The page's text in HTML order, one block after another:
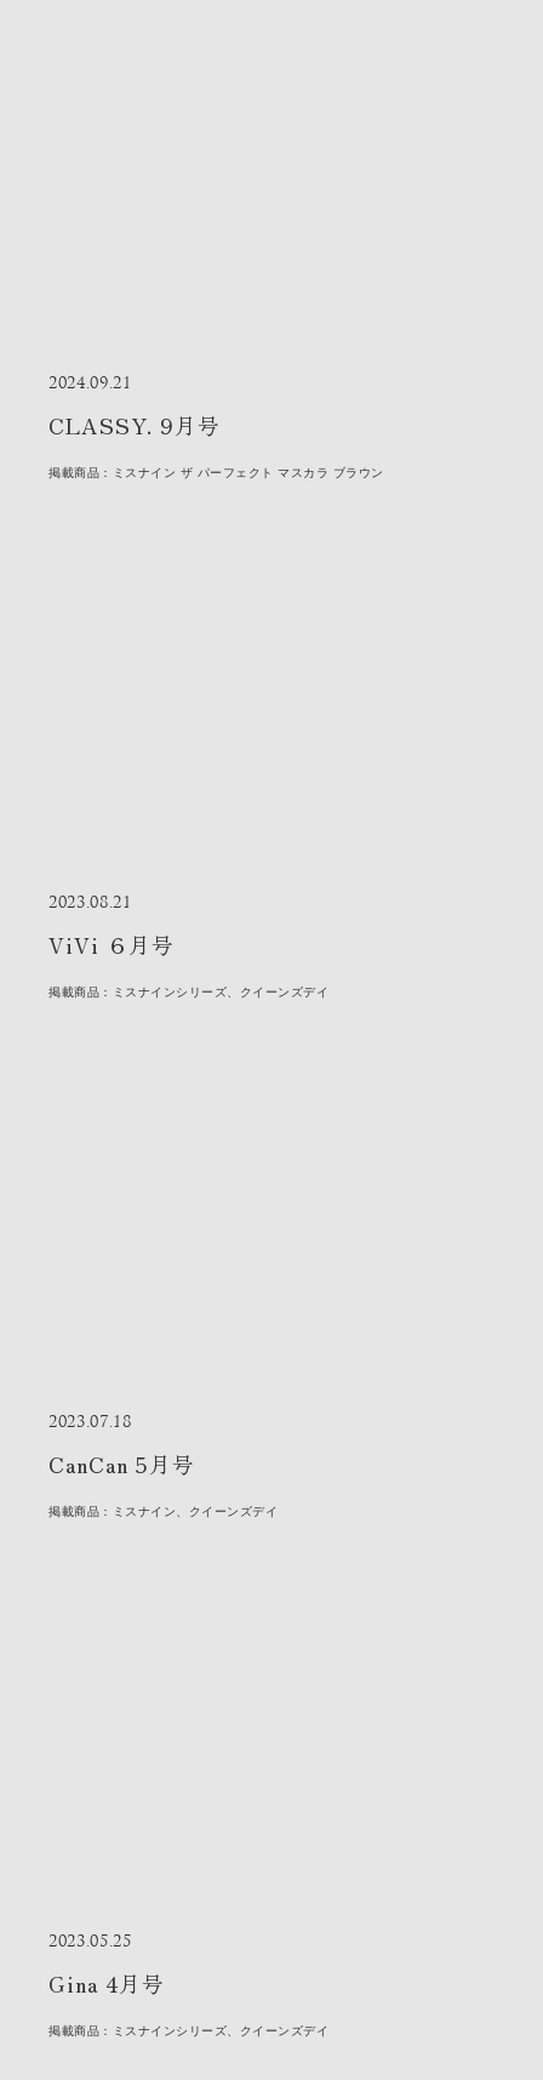
2024.09.21
CLASSY. 9月号
掲載商品：ミスナイン ザ パーフェクト マスカラ ブラウン
2023.08.21
ViVi ６月号
掲載商品：ミスナインシリーズ、クイーンズデイ
2023.07.18
CanCan 5月号
掲載商品：ミスナイン、クイーンズデイ
2023.05.25
Gina 4月号
掲載商品：ミスナインシリーズ、クイーンズデイ